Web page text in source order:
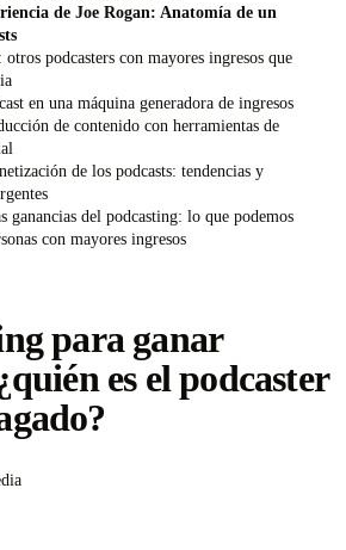
nosotros
de Joe Rogan: Anatomía de un
podcasters con mayores ingresos que
en una máquina generadora de ingresos
de contenido con herramientas de
de los podcasts: tendencias y
ganancias del podcasting: lo que podemos
con mayores ingresos
para ganar
es el podcaster